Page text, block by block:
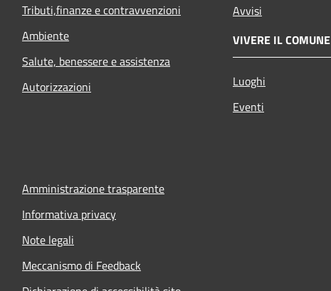
Tributi,finanze e contravvenzioni
Ambiente
Salute, benessere e assistenza
Autorizzazioni
Avvisi
VIVERE IL COMUNE
Luoghi
Eventi
Amministrazione trasparente
Informativa privacy
Note legali
Meccanismo di Feedback